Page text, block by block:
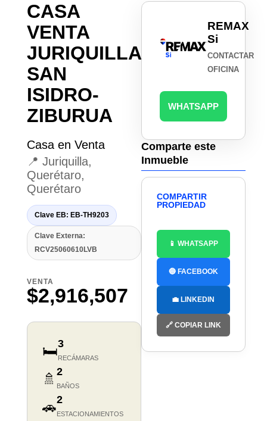
CASA
VENTA
JURIQUILLA
SAN
ISIDRO-
ZIBURUA
Casa en Venta
📍 Juriquilla,
Querétaro,
Querétaro
Clave EB: EB-TH9203
Clave Externa:
RCV25060610LVB
VENTA
$2,916,507
🛏️3
RECÁMARAS
🚿 2
BAÑOS
🚗2
ESTACIONAMIENTOS
REMAX
Si
CONTACTAR
OFICINA
WHATSAPP
Comparte este
Inmueble
COMPARTIR
PROPIEDAD
📱 WHATSAPP
🔵 FACEBOOK
💼 LINKEDIN
🔗 COPIAR LINK